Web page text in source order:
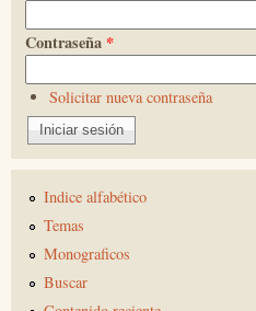
Contraseña *
Solicitar nueva contraseña
Indice alfabético
Temas
Monograficos
Buscar